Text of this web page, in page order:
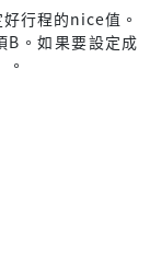
行程的nice值。
B。如果要設定成